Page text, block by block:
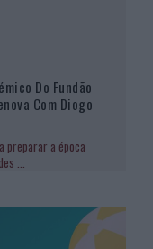
Do Fundão
Com Diogo
preparar a época
...